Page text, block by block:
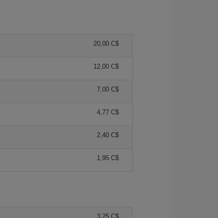
20,00 C$
12,00 C$
7,00 C$
4,77 C$
2,40 C$
1,95 C$
3,25 C$